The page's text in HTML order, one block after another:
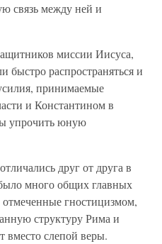
связь между ней и
миссии Иисуса,
быстро распространяться и
принимаемые
и Константином в
упрочить юную
друг от друга в
много общих главных
гностицизмом,
структуру Рима и
вместо слепой веры.